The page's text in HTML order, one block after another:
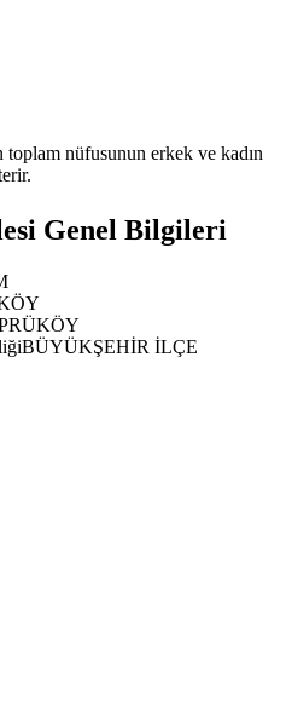
nüfusunun erkek ve kadın
Genel Bilgileri
BÜYÜKŞEHİR İLÇE